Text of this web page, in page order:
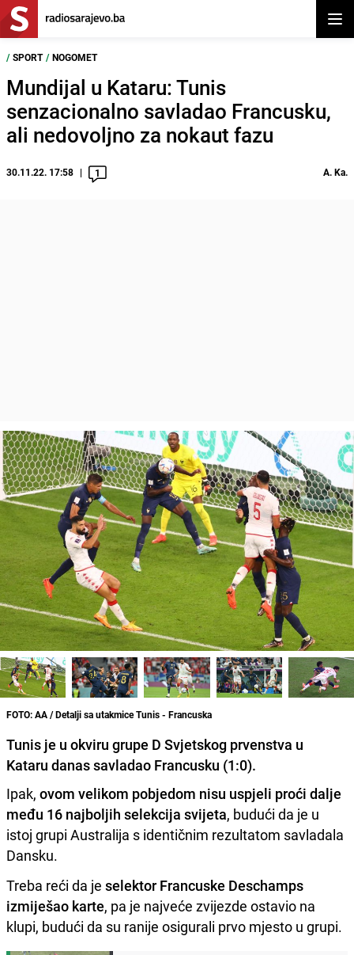
/ SPORT / NOGOMET
Mundijal u Kataru: Tunis
senzacionalno savladao Francusku,
ali nedovoljno za nokaut fazu
30.11.22. 17:58 1 A. Ka.
FOTO: AA / Detalji sa utakmice Tunis - Francuska
Tunis je u okviru grupe D Svjetskog prvenstva u
Kataru danas savladao Francusku (1:0).
Ipak, ovom velikom pobjedom nisu uspjeli proći dalje
među 16 najboljih selekcija svijeta, budući da je u
istoj grupi Australija s identičnim rezultatom savladala
Dansku.
Treba reći da je selektor Francuske Deschamps
izmiješao karte, pa je najveće zvijezde ostavio na
klupi, budući da su ranije osigurali prvo mjesto u grupi.